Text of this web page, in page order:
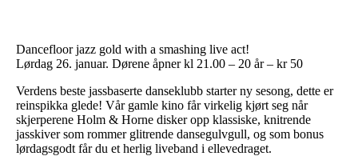
Dancefloor jazz gold with a smashing live act!
Lørdag 26. januar. Dørene åpner kl 21.00 – 20 år – kr 50
Verdens beste jassbaserte danseklubb starter ny sesong, dette er
reinspikka glede! Vår gamle kino får virkelig kjørt seg når
skjerperene Holm & Horne disker opp klassiske, knitrende
jasskiver som rommer glitrende dansegulvgull, og som bonus
lørdagsgodt får du et herlig liveband i ellevedraget.